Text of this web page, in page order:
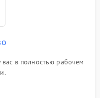
в полностью рабочем